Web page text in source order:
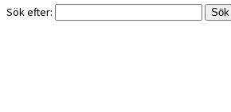
Sök efter: